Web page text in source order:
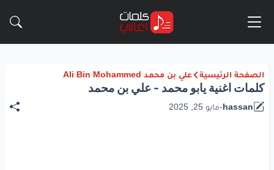
الصفحة الرئيسية علي بن محمد Ali Bin Mohammed
كلمات اغنية يابو محمد - علي بن محمد
hassan
-مايو 25, 2025